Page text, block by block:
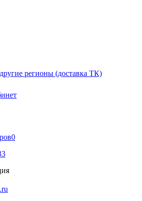
регионы (доставка ТК)
0